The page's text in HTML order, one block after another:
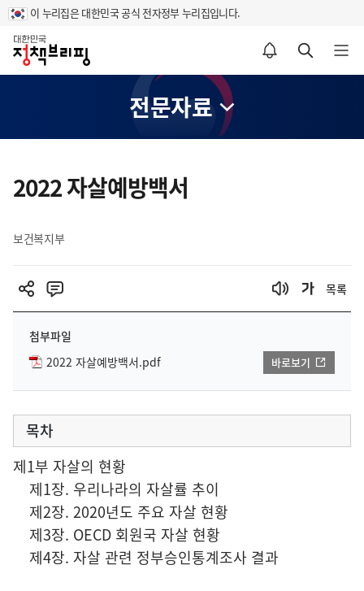
이 누리집은 대한민국 공식 전자정부 누리집입니다.
홈
알림설정 바로가기 검색 바로가기 메뉴 열기
전문자료
텐
츠
역
2022 자살예방백서
보건복지부
목록
첨부파일
2022 자살예방백서.pdf
바로보기
목차
제1부 자살의 현황
제1장. 우리나라의 자살률 추이
제2장. 2020년도 주요 자살 현황
제3장. OECD 회원국 자살 현황
제4장. 자살 관련 정부승인통계조사 결과